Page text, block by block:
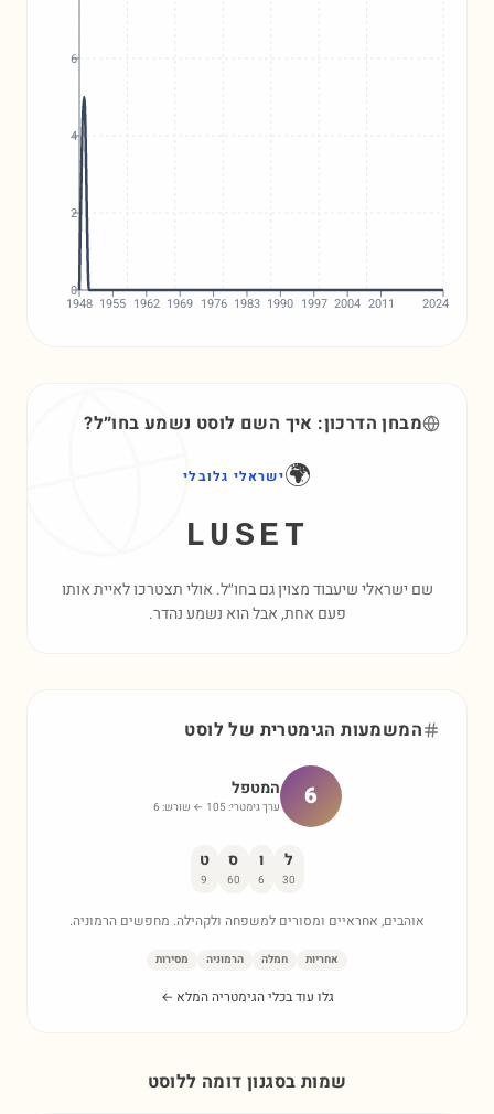
1948 1955 1962 1969 1976 1983 1990 1997 2004 2011 2024
0
2
4
6
מבחן הדרכון: איך השם לוסט נשמע בחו״ל?
🌍ישראלי גלובלי
LUSET
שם ישראלי שיעבוד מצוין גם בחו״ל. אולי תצטרכו לאיית אותו
פעם אחת, אבל הוא נשמע נהדר.
המשמעות הגימטרית שללוסט
6 המטפל
ערך גימטרי: 105 ← שורש: 6
ל
30
ו
6
ס
60
ט
9
אוהבים, אחראיים ומסורים למשפחה ולקהילה. מחפשים הרמוניה.
אחריות חמלה הרמוניה מסירות
גלו עוד בכלי הגימטריה המלא ←
שמות בסגנון דומה ללוסט